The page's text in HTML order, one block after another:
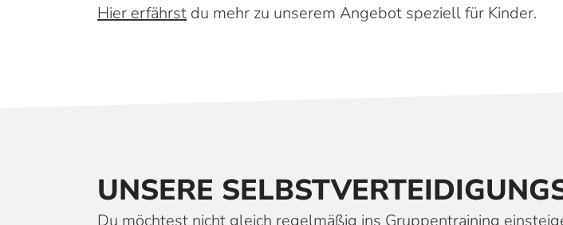
Hier erfährst du mehr zu unserem Angebot speziell für Kinder.
UNSERE
Du möchtest nicht gleich regelmäßig ins Gruppentraining